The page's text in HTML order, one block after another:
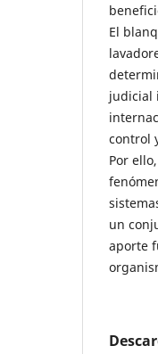
El
judicial
control
Por
un
aporte